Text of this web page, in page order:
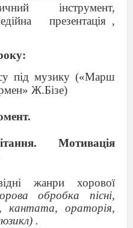
інструмент,
презентація ,
під музику («Марш
Ж.Бізе)
Мотивація
жанри хорової
обробка пісні,
кантата, ораторія,
.